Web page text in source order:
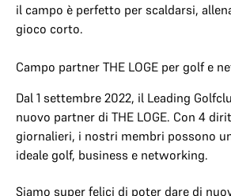
il campo è perfetto per scaldarsi,
gioco corto.
Campo partner THE LOGE per golf e
Dal 1 settembre 2022, il Leading
nuovo partner di THE LOGE. Con 4
giornalieri, i nostri membri possono
ideale golf, business e networking.
Siamo super felici di poter dare di